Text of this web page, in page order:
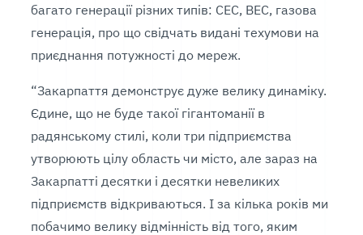
багато генерації різних типів: СЕС, ВЕС, газова
генерація, про що свідчать видані техумови на
приєднання потужності до мереж.
“Закарпаття демонструє дуже велику динаміку.
Єдине, що не буде такої гігантоманії в
радянському стилі, коли три підприємства
утворюють цілу область чи місто, але зараз на
Закарпатті десятки і десятки невеликих
підприємств відкриваються. І за кілька років ми
побачимо велику відмінність від того, яким